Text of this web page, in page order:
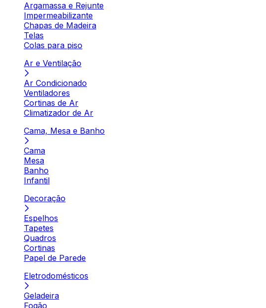
Argamassa e Rejunte
Impermeabilizante
Chapas de Madeira
Telas
Colas para piso
Ar e Ventilação
Ar Condicionado
Ventiladores
Cortinas de Ar
Climatizador de Ar
Cama, Mesa e Banho
Cama
Mesa
Banho
Infantil
Decoração
Espelhos
Tapetes
Quadros
Cortinas
Papel de Parede
Eletrodomésticos
Geladeira
Fogão